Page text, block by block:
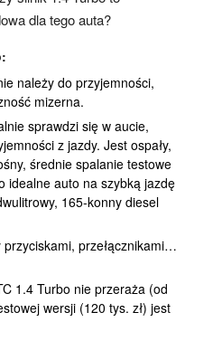
dla tego auta?
należy do przyjemności,
mizerna.
sprawdzi się w aucie,
z jazdy. Jest ospały,
średnie spalanie testowe
idealne auto na szybką jazdę
165-konny diesel
przyciskami, przełącznikami…
1.4 Turbo nie przeraża (od
wersji (120 tys. zł) jest